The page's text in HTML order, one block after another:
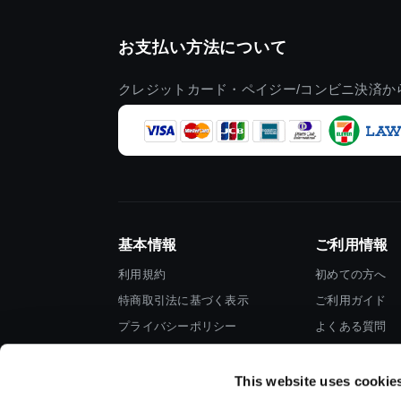
This website uses
お支払い方法について
クレジットカード・ペイジー/コンビニ決済
基本情報
利用規約
特商取引法に基づく表示
プライバシーポリシー
ご利用情報
初めての方へ
ご利用ガイド
よくある質問